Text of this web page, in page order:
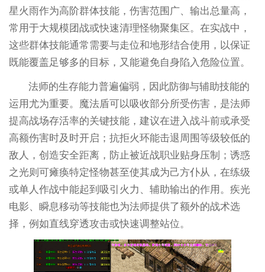
星火雨作为高阶群体技能，伤害范围广、输出总量高，
常用于大规模团战或快速清理怪物聚集区。在实战中，
这些群体技能通常需要与走位和地形结合使用，以保证
既能覆盖足够多的目标，又能避免自身陷入危险位置。
法师的生存能力普遍偏弱，因此防御与辅助技能的
运用尤为重要。魔法盾可以吸收部分所受伤害，是法师
提高战场存活率的关键技能，建议在进入战斗前或承受
高额伤害时及时开启；抗拒火环能击退周围等级较低的
敌人，创造安全距离，防止被近战职业贴身压制；诱惑
之光则可瘫痪特定怪物甚至使其成为己方仆从，在练级
或单人作战中能起到吸引火力、辅助输出的作用。疾光
电影、瞬息移动等技能也为法师提供了额外的战术选
择，例如直线穿透攻击或快速调整站位。